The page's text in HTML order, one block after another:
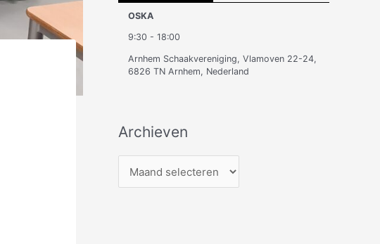
OSKA
9:30 - 18:00
Arnhem Schaakvereniging, Vlamoven 22-24,
6826 TN Arnhem, Nederland
Archieven